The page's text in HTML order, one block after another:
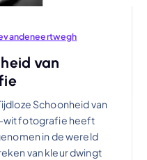
van
Schoonheid van
wit fotografie heeft
in de wereld
van kleur dwingt